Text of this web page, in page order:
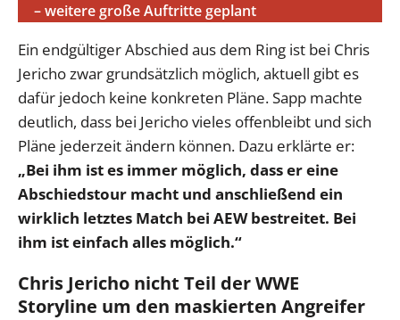
– weitere große Auftritte geplant
Ein endgültiger Abschied aus dem Ring ist bei Chris
Jericho zwar grundsätzlich möglich, aktuell gibt es
dafür jedoch keine konkreten Pläne. Sapp machte
deutlich, dass bei Jericho vieles offenbleibt und sich
Pläne jederzeit ändern können. Dazu erklärte er:
„Bei ihm ist es immer möglich, dass er eine
Abschiedstour macht und anschließend ein
wirklich letztes Match bei AEW bestreitet. Bei
ihm ist einfach alles möglich.“
Chris Jericho nicht Teil der WWE
Storyline um den maskierten Angreifer